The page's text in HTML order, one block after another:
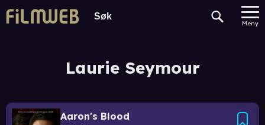
Meny
Laurie Seymour
Aaron's Blood